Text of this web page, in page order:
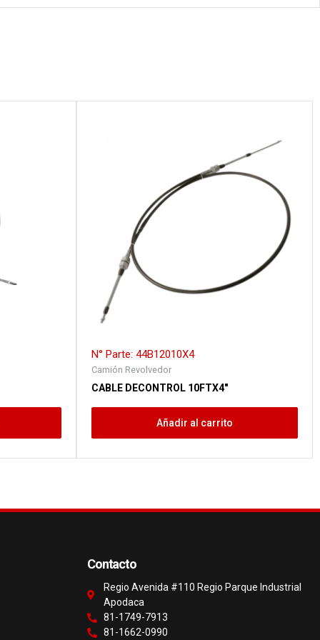
N° Parte: 44B12010X4
Camión Revolvedor
CABLE DECONTROL 10FTX4″
Añadir al carrito
Contacto
Regio Avenida #110 Regio Parque Industrial
Apodaca
81-1749-7913
81-1662-0990